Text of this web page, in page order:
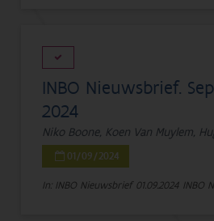
INBO Nieuwsbrief.
2024
Niko Boone, Koen Van Muylem,
01/09/2024
In: INBO Nieuwsbrief 01.09.2024 INBO